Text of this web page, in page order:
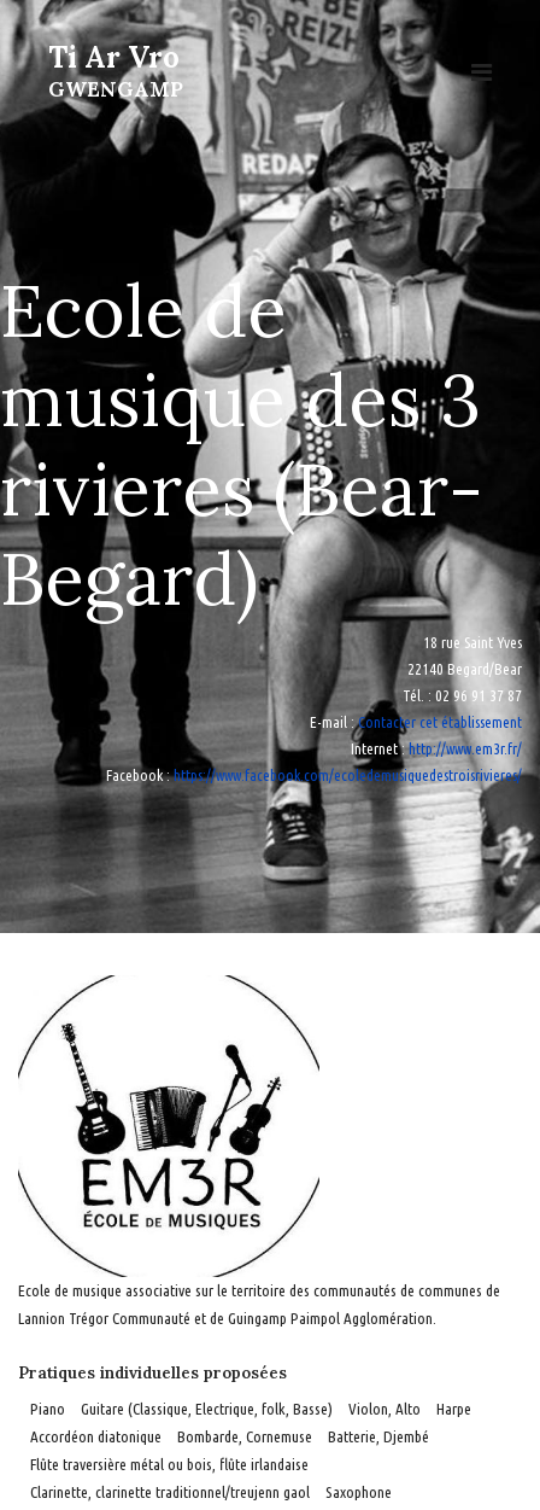
Ti Ar Vro
GWENGAMP
Ecole de
musique des 3
rivieres (Bear-
Begard)
18 rue Saint Yves
22140 Begard/Bear
Tél.
: 02 96 91 37 87
E-mail :Contacter cet établissement
Internet:http://www.em3r.fr/
Facebook:https://www.facebook.com/ecoledemusiquedestroisrivieres/
Ecole de musique associative sur le territoire des communautés de communes de
Lannion Trégor Communauté et de Guingamp Paimpol Agglomération.
Pratiques individuelles proposées
Piano Guitare (Classique, Electrique, folk, Basse) Violon, Alto
Harpe
Accordéon diatonique
Bombarde, Cornemuse
Batterie, Djembé
Flûte traversière métal ou bois, flûte irlandaise
Clarinette, clarinette traditionnel/treujenn gaol
Saxophone